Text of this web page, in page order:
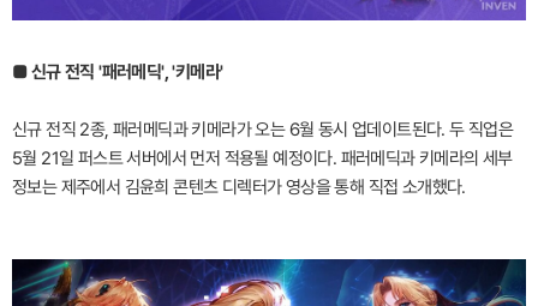
■ 신규 전직 '패러메딕', '키메라'
신규 전직 2종, 패러메딕과 키메라가 오는 6월 동시 업데이트된다. 두 직업은
5월 21일 퍼스트 서버에서 먼저 적용될 예정이다. 패러메딕과 키메라의 세부
정보는 제주에서 김윤희 콘텐츠 디렉터가 영상을 통해 직접 소개했다.